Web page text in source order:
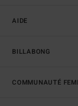
AIDE
BILLABONG
COMMUNAUTÉ